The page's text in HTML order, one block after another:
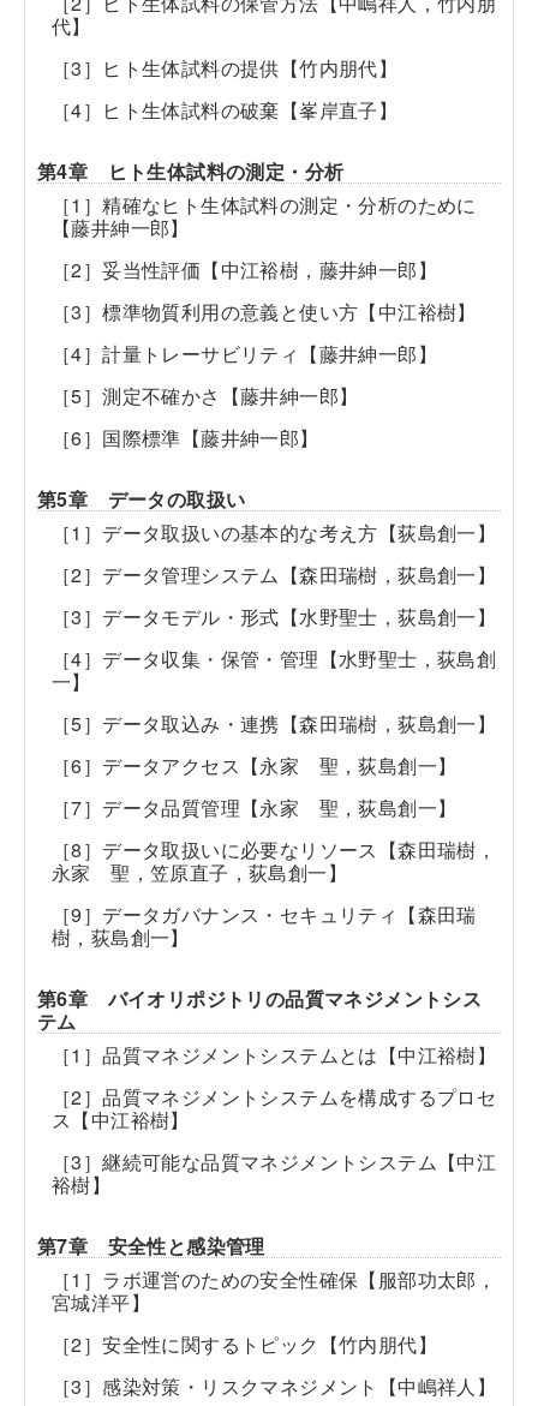
代】
［3］ヒト生体試料の提供【竹内朋代】
［4］ヒト生体試料の破棄【峯岸直子】
第4章 ヒト生体試料の測定・分析
［1］精確なヒト生体試料の測定・分析のために
【藤井紳一郎】
［2］妥当性評価【中江裕樹，藤井紳一郎】
［3］標準物質利用の意義と使い方【中江裕樹】
［4］計量トレーサビリティ【藤井紳一郎】
［5］測定不確かさ【藤井紳一郎】
［6］国際標準【藤井紳一郎】
第5章 データの取扱い
［1］データ取扱いの基本的な考え方【荻島創一】
［2］データ管理システム【森田瑞樹，荻島創一】
［3］データモデル・形式【水野聖士，荻島創一】
［4］データ収集・保管・管理【水野聖士，荻島創
一】
［5］データ取込み・連携【森田瑞樹，荻島創一】
［6］データアクセス【永家 聖，荻島創一】
［7］データ品質管理【永家 聖，荻島創一】
［8］データ取扱いに必要なリソース【森田瑞樹，
永家 聖，笠原直子，荻島創一】
［9］データガバナンス・セキュリティ【森田瑞
樹，荻島創一】
第6章 バイオリポジトリの品質マネジメントシス
テム
［1］品質マネジメントシステムとは【中江裕樹】
［2］品質マネジメントシステムを構成するプロセ
ス【中江裕樹】
［3］継続可能な品質マネジメントシステム【中江
裕樹】
第7章 安全性と感染管理
［1］ラボ運営のための安全性確保【服部功太郎，
宮城洋平】
［2］安全性に関するトピック【竹内朋代】
［3］感染対策・リスクマネジメント【中嶋祥人】